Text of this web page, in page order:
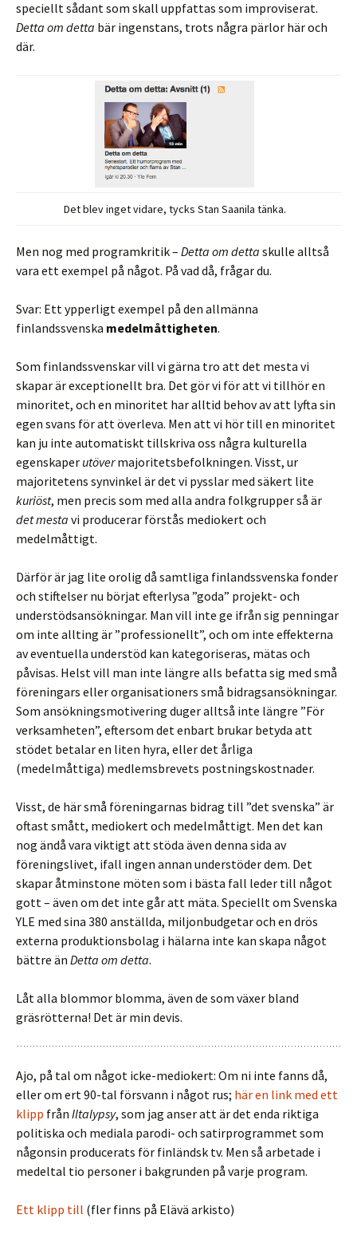
speciellt sådant som skall uppfattas som improviserat.
Detta om detta bär ingenstans, trots några pärlor här och
där.
Det blev inget vidare, tycks Stan Saanila tänka.
Men nog med programkritik – Detta om detta skulle alltså
vara ett exempel på något. På vad då, frågar du.
Svar: Ett ypperligt exempel på den allmänna
finlandssvenska medelmåttigheten.
Som finlandssvenskar vill vi gärna tro att det mesta vi
skapar är exceptionellt bra. Det gör vi för att vi tillhör en
minoritet, och en minoritet har alltid behov av att lyfta sin
egen svans för att överleva. Men att vi hör till en minoritet
kan ju inte automatiskt tillskriva oss några kulturella
egenskaper utövermajoritetsbefolkningen. Visst, ur
majoritetens synvinkel är det vi pysslar med säkert lite
kuriöst, men precis som med alla andra folkgrupper så är
det mesta vi producerar förstås mediokert och
medelmåttigt.
Därför är jag lite orolig då samtliga finlandssvenska fonder
och stiftelser nu börjat efterlysa ”goda” projekt- och
understödsansökningar. Man vill inte ge ifrån sig penningar
om inte allting är ”professionellt”, och om inte effekterna
av eventuella understöd kan kategoriseras, mätas och
påvisas. Helst vill man inte längre alls befatta sig med små
föreningars eller organisationers små bidragsansökningar.
Som ansökningsmotivering duger alltså inte längre ”För
verksamheten”, eftersom det enbart brukar betyda att
stödet betalar en liten hyra, eller det årliga
(medelmåttiga) medlemsbrevets postningskostnader.
Visst, de här små föreningarnas bidrag till ”det svenska” är
oftast smått, mediokert och medelmåttigt. Men det kan
nog ändå vara viktigt att stöda även denna sida av
föreningslivet, ifall ingen annan understöder dem. Det
skapar åtminstone möten som i bästa fall leder till något
gott – även om det inte går att mäta. Speciellt om Svenska
YLE med sina 380 anställda, miljonbudgetar och en drös
externa produktionsbolag i hälarna inte kan skapa något
bättre än Detta om detta.
Låt alla blommor blomma, även de som växer bland
gräsrötterna! Det är min devis.
Ajo, på tal om något icke-mediokert: Om ni inte fanns då,
eller om ert 90-tal försvann i något rus; här en link med ett
klipp från Iltalypsy, som jag anser att är det enda riktiga
politiska och mediala parodi- och satirprogrammet som
någonsin producerats för finländsk tv. Men så arbetade i
medeltal tio personer i bakgrunden på varje program.
Ett klipp till (fler finns på Elävä arkisto)